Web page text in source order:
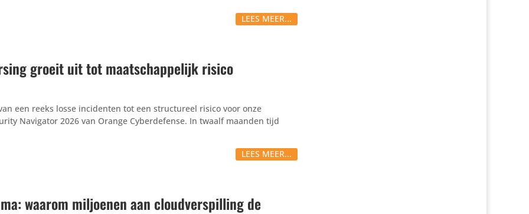
LEES MEER...
groeit uit tot maatschappelijk risico
een reeks losse incidenten tot een structureel risico voor onze
Navigator 2026 van Orange Cyberdefense. In twaalf maanden tijd
LEES MEER...
waarom miljoenen aan cloudverspilling de